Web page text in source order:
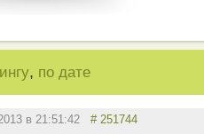
, по дате
в 21:51:42 # 251744